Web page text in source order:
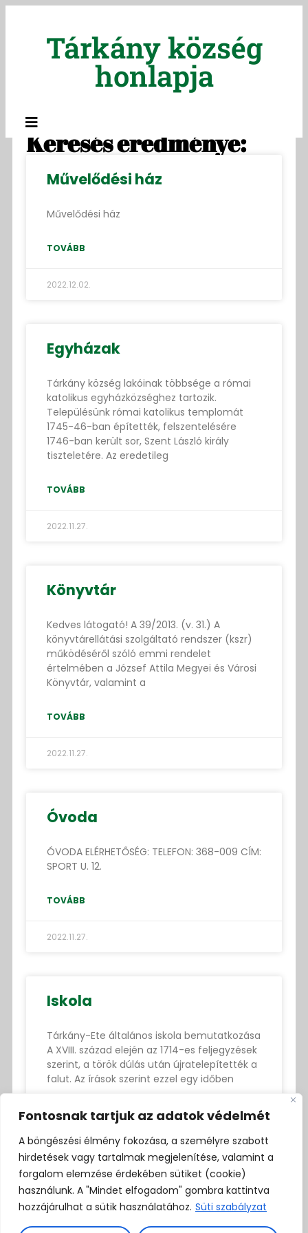
Fontosnak tartjuk az adatok védelmét
A böngészési élmény fokozása, a személyre szabott
hirdetések vagy tartalmak megjelenítése, valamint a
forgalom elemzése érdekében sütiket (cookie)
használunk. A "Mindet elfogadom" gombra kattintva
hozzájárulhat a sütik használatához. Süti szabályzat
Tárkány község
honlapja
Keresés eredménye:
Művelődési ház
Művelődési ház
TOVÁBB
2022.12.02.
Egyházak
Tárkány község lakóinak többsége a római
katolikus egyházközséghez tartozik.
Településünk római katolikus templomát
1745-46-ban építették, felszentelésére
1746-ban került sor, Szent László király
tiszteletére. Az eredetileg
TOVÁBB
2022.11.27.
Könyvtár
Kedves látogató! A 39/2013. (v. 31.) A
könyvtárellátási szolgáltató rendszer (kszr)
működéséről szóló emmi rendelet
értelmében a József Attila Megyei és Városi
Könyvtár, valamint a
TOVÁBB
2022.11.27.
Óvoda
ÓVODA ELÉRHETŐSÉG: TELEFON: 368-009 CÍM:
SPORT U. 12.
TOVÁBB
2022.11.27.
Iskola
Tárkány-Ete általános iskola bemutatkozása
A XVIII. század elején az 1714-es feljegyzések
szerint, a török dúlás után újratelepítették a
falut. Az írások szerint ezzel egy időben
TOVÁBB
2022.11.27.
2945 Tárkány, Fő utca 144.titkarsag@tarkany.hu